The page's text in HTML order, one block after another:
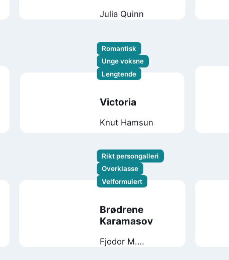
Julia Quinn
Romantisk
Unge voksne
Lengtende
Victoria
Knut Hamsun
Rikt persongalleri
Overklasse
Velformulert
Brødrene
Karamasov
Fjodor M.